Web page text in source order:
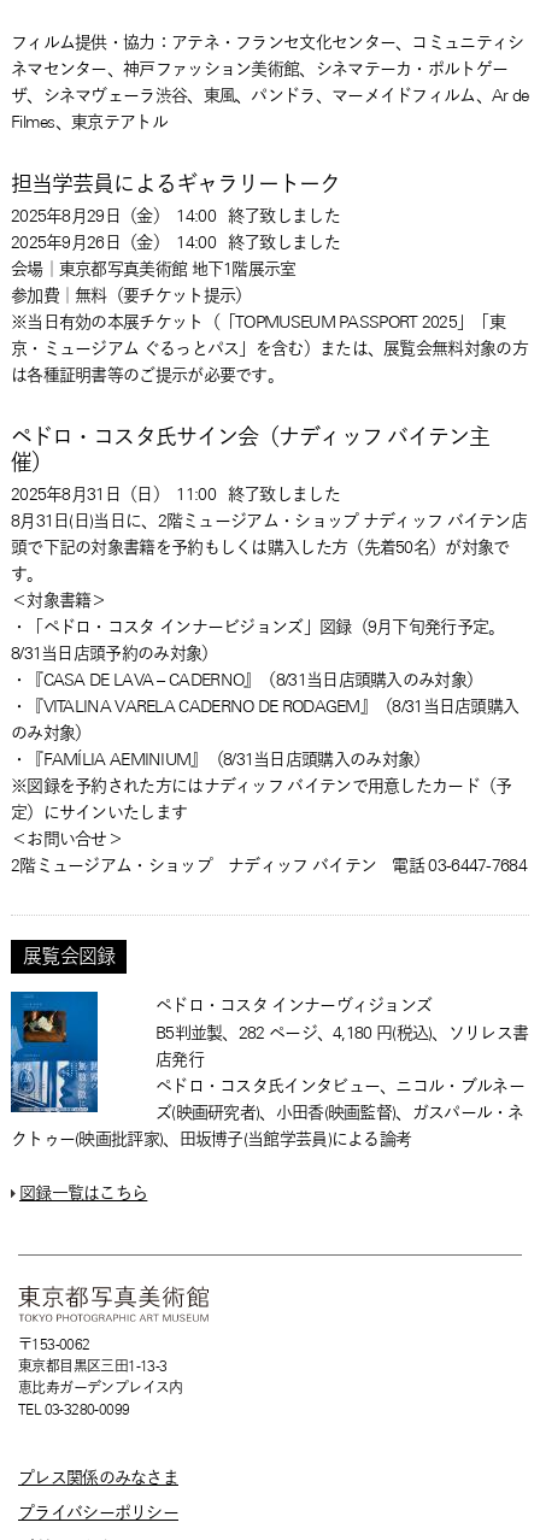
フィルム提供・協力：アテネ・フランセ文化センター、コミュニティシ
ネマセンター、神戸ファッション美術館、シネマテーカ・ポルトゲー
ザ、シネマヴェーラ渋谷、東風、パンドラ、マーメイドフィルム、Ar de
Filmes、東京テアトル
担当学芸員によるギャラリートーク
2025年8月29日 （金） 14:00 終了致しました
2025年9月26日
（金） 14:00 終了致しました
会場｜東京都写真美術館 地下1階展示室
参加費｜無料（要チケット提示）
※当日有効の本展チケット（「TOPMUSEUM PASSPORT 2025」「東
京・ミュージアム ぐるっとパス」を含む）または、展覧会無料対象の方
は各種証明書等のご提示が必要です。
ペドロ・コスタ氏サイン会（ナディッフ バイテン主
催）
2025年8月31日 （日） 11:00 終了致しました
8月31日(日)当日に、2階ミュージアム・ショップ ナディッフ バイテン店
頭で下記の対象書籍を予約もしくは購入した方（先着50名）が対象で
す。
＜対象書籍＞
・「ペドロ・コスタ インナービジョンズ」図録（9月下旬発行予定。
8/31当日店頭予約のみ対象）
・『CASA DE LAVA – CADERNO』（8/31当日店頭購入のみ対象）
・『VITALINA VARELA CADERNO DE RODAGEM』（8/31当日店頭購入
のみ対象）
・『FAMÍLIA AEMINIUM』（8/31当日店頭購入のみ対象）
※図録を予約された方にはナディッフ バイテンで用意したカード（予
定）にサインいたします
＜お問い合せ＞
2階ミュージアム・ショップ ナディッフ バイテン 電話 03-6447-7684
展覧会図録
ペドロ・コスタ インナーヴィジョンズ
B5判並製、282 ページ、4,180 円(税込)、ソリレス書
店発行
ペドロ・コスタ氏インタビュー、ニコル・ブルネー
ズ(映画研究者)、小田香(映画監督)、ガスパール・ネ
クトゥー(映画批評家)、田坂博子(当館学芸員)による論考
図録一覧はこちら
〒153-0062
東京都目黒区三田1-13-3
恵比寿ガーデンプレイス内
TEL 03-3280-0099
プレス関係のみなさま
プライバシーポリシー